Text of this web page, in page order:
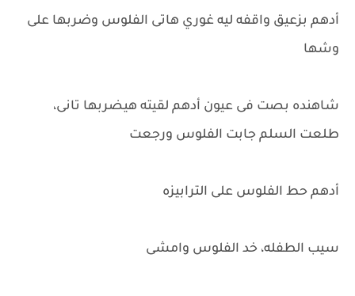
أدهم بزعيق واقفه ليه غوري هاتى الفلوس وضربها على
وشها
شاهنده بصت فى عيون أدهم لقيته هيضربها تانى،
طلعت السلم جابت الفلوس ورجعت
أدهم حط الفلوس على الترابيزه
سيب الطفله، خد الفلوس وامشى